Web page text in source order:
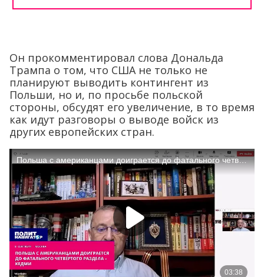
Он прокомментировал слова Дональда
Трампа о том, что США не только не
планируют выводить контингент из
Польши, но и, по просьбе польской
стороны, обсудят его увеличение, в то время
как идут разговоры о выводе войск из
других европейских стран.